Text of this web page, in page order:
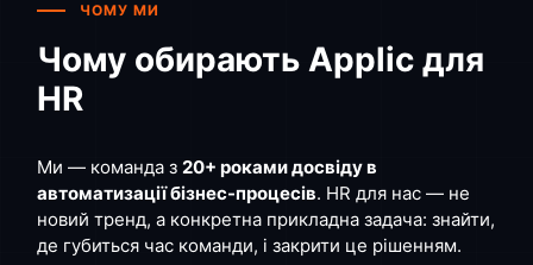
ЧОМУ МИ
Чому обирають Applic для
HR
Ми — команда з 20+ роками досвіду в
автоматизації бізнес-процесів. HR для нас — не
новий тренд, а конкретна прикладна задача: знайти,
де губиться час команди, і закрити це рішенням.